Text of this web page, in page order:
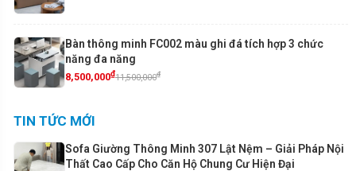
Bàn thông minh FC002 màu ghi đá tích hợp 3 chức
năng đa năng
8,500,000₫11,500,000₫
TIN TỨC MỚI
Sofa Giường Thông Minh 307 Lật Nệm – Giải Pháp Nội
Thất Cao Cấp Cho Căn Hộ Chung Cư Hiện Đại